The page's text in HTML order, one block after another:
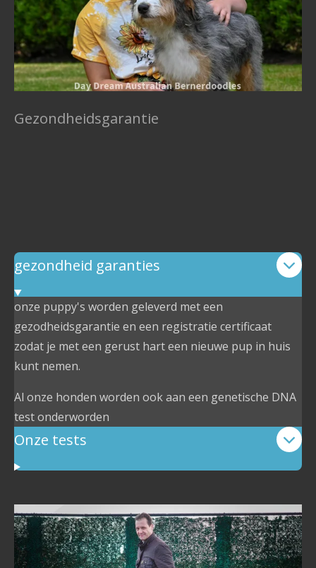
Gezondheidsgarantie
gezondheid garanties
onze puppy's worden geleverd met een
gezodheidsgarantie en een registratie certificaat
zodat je met een gerust hart een nieuwe pup in huis
kunt nemen.
Al onze honden worden ook aan een genetische DNA
test onderworden
Onze tests